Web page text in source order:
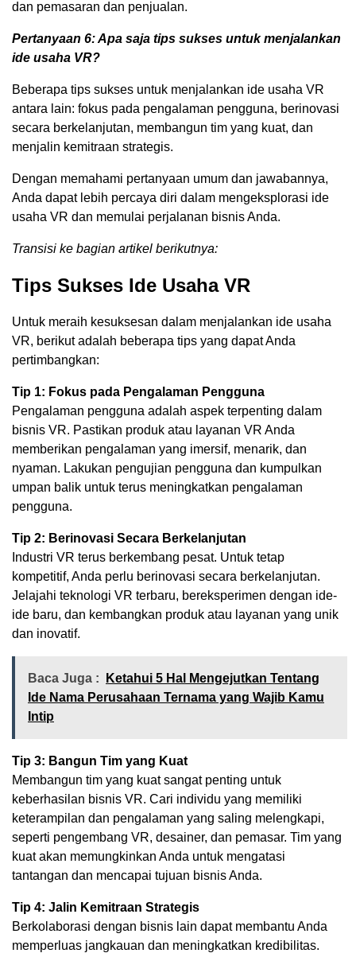
dan pemasaran dan penjualan.
Pertanyaan 6: Apa saja tips sukses untuk menjalankan
ide usaha VR?
Beberapa tips sukses untuk menjalankan ide usaha VR
antara lain: fokus pada pengalaman pengguna, berinovasi
secara berkelanjutan, membangun tim yang kuat, dan
menjalin kemitraan strategis.
Dengan memahami pertanyaan umum dan jawabannya,
Anda dapat lebih percaya diri dalam mengeksplorasi ide
usaha VR dan memulai perjalanan bisnis Anda.
Transisi ke bagian artikel berikutnya:
Tips Sukses Ide Usaha VR
Untuk meraih kesuksesan dalam menjalankan ide usaha
VR, berikut adalah beberapa tips yang dapat Anda
pertimbangkan:
Tip 1: Fokus pada Pengalaman Pengguna
Pengalaman pengguna adalah aspek terpenting dalam
bisnis VR. Pastikan produk atau layanan VR Anda
memberikan pengalaman yang imersif, menarik, dan
nyaman. Lakukan pengujian pengguna dan kumpulkan
umpan balik untuk terus meningkatkan pengalaman
pengguna.
Tip 2: Berinovasi Secara Berkelanjutan
Industri VR terus berkembang pesat. Untuk tetap
kompetitif, Anda perlu berinovasi secara berkelanjutan.
Jelajahi teknologi VR terbaru, bereksperimen dengan ide-
ide baru, dan kembangkan produk atau layanan yang unik
dan inovatif.
Baca Juga :
Ketahui 5 Hal Mengejutkan Tentang
Ide Nama Perusahaan Ternama yang Wajib Kamu
Intip
Tip 3: Bangun Tim yang Kuat
Membangun tim yang kuat sangat penting untuk
keberhasilan bisnis VR. Cari individu yang memiliki
keterampilan dan pengalaman yang saling melengkapi,
seperti pengembang VR, desainer, dan pemasar. Tim yang
kuat akan memungkinkan Anda untuk mengatasi
tantangan dan mencapai tujuan bisnis Anda.
Tip 4: Jalin Kemitraan Strategis
Berkolaborasi dengan bisnis lain dapat membantu Anda
memperluas jangkauan dan meningkatkan kredibilitas.